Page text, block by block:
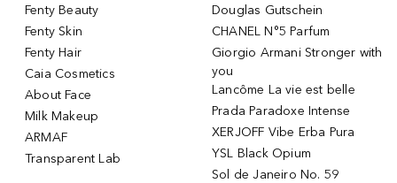
Fenty Beauty
Fenty Skin
Fenty Hair
Caia Cosmetics
About Face
Milk Makeup
ARMAF
Transparent Lab
Douglas Gutschein
CHANEL N°5 Parfum
Giorgio Armani Stronger with
you
Lancôme La vie est belle
Prada Paradoxe Intense
XERJOFF Vibe Erba Pura
YSL Black Opium
Sol de Janeiro No. 59